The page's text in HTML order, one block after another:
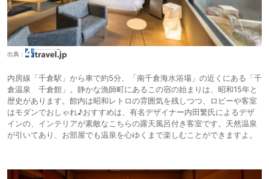
出典：
内房線「千倉駅」から車で約5分、「南千倉海水浴場」の近くにある「千
倉温泉 千倉館」。静かな漁師町にあるこの宿の始まりは、昭和15年と
歴史があります。館内は昭和レトロの雰囲気を残しつつ、ロビーや客室
はモダンでおしゃれ♪おすすめは、有名デザイナー内田繁氏によるデザ
インの、インテリアが素敵なこちらの露天風呂付き客室です。天然温泉
が引いてあり、お部屋でも温泉を心ゆくまで楽しむことができますよ。